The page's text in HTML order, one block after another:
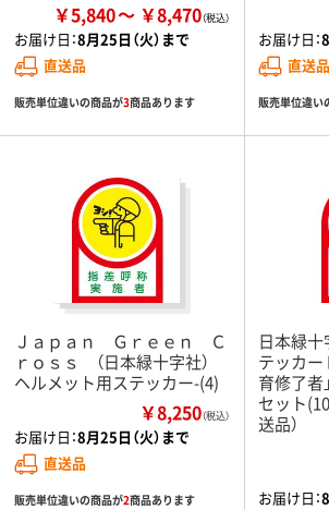
￥5,840 ￥8,470
お届け日：8月25日（火）まで
直送品
販売単位違いの商品が3商品あります
お届け日：
直送品
販売単位違い
Ｊａｐａｎ Ｇｒｅｅｎ Ｃ
ｒｏｓｓ （日本緑十字社）
ヘルメット用ステッカー-(4)
￥8,250（税込）
お届け日：8月25日（火）まで
直送品
販売単位違いの商品が2商品あります
日本緑
テッカー
育修了者
セット
送品）
お届け日：